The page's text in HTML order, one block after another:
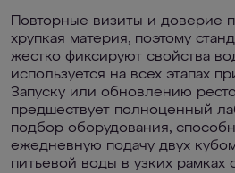
Повторные визиты и доверие
хрупкая материя, поэтому
жестко фиксируют свойства
используется на всех этапах
Запуску или обновлению
предшествует полноценный
подбор оборудования,
ежедневную подачу двух
питьевой воды в узких рамках